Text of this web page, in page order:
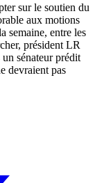
sur le soutien du
aux motions
semaine, entre les
président LR
sénateur prédit
devraient pas